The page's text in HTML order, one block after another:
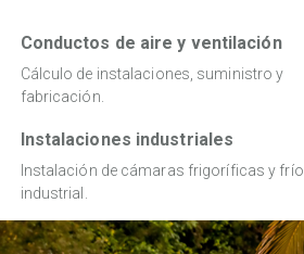
Conductos de aire y ventilación
Cálculo de instalaciones, suministro y
fabricación.
Instalaciones industriales
Instalación de cámaras frigoríficas y frío
industrial.